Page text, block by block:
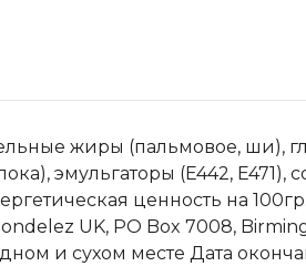
жиры (пальмовое, ши),
эмульгаторы (E442, E471),
ценность на
UK, PO Box 7008,
и сухом месте Дата